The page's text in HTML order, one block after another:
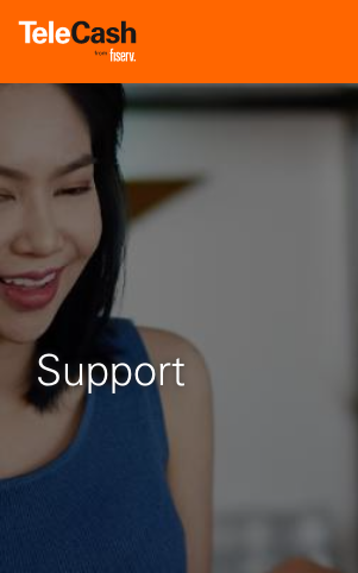
Support